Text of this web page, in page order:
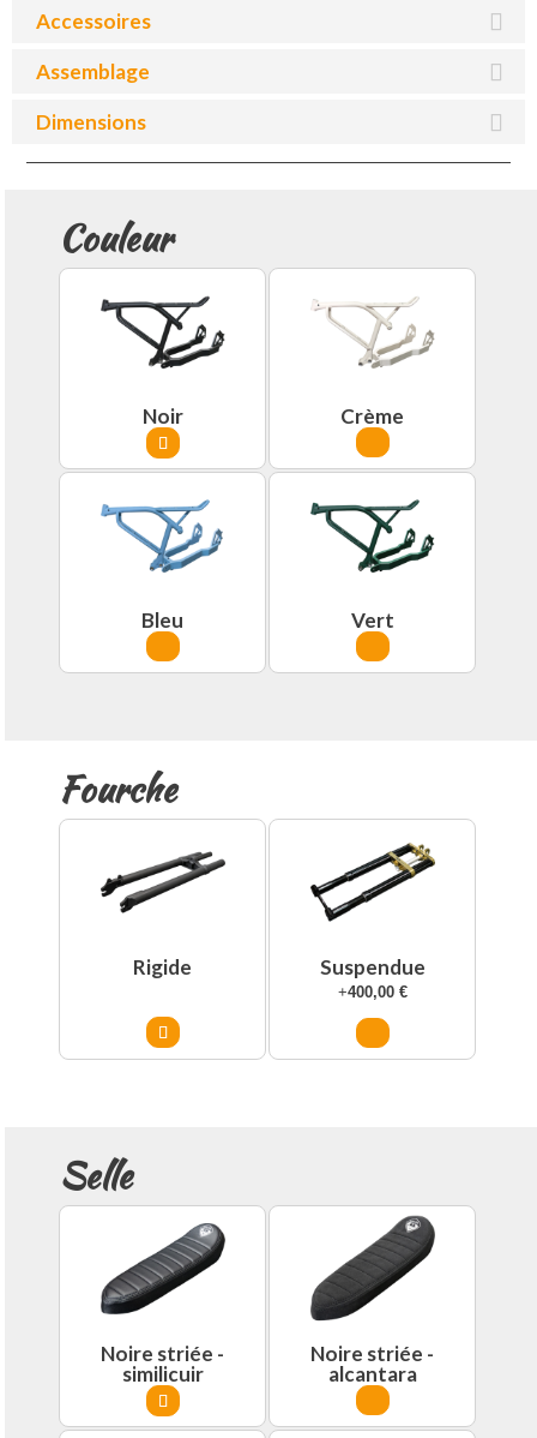
Accessoires
Assemblage
Dimensions
Couleur
Noir Crème
Bleu Vert
Fourche
Rigide Suspendue
+400,00 €
Selle
Noire striée -
similicuir
Noire striée -
alcantara